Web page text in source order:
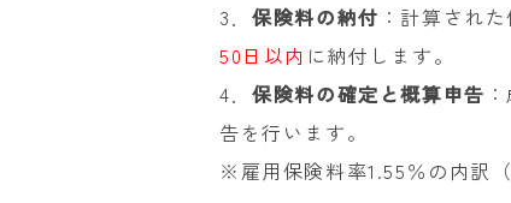
3．保険料の納付 ：計算され
50日以内 に納付します。
4．保険料の確定と概算申告
告を行います。
※雇用保険料率1.55％の内訳